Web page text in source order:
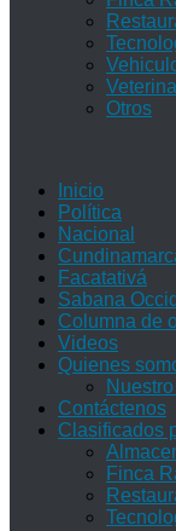
Otros
Inicio
Política
Nacional
Facatativá
Sabana
Columna de
Videos
Quienes
Contáctenos
Clasificados
Finca